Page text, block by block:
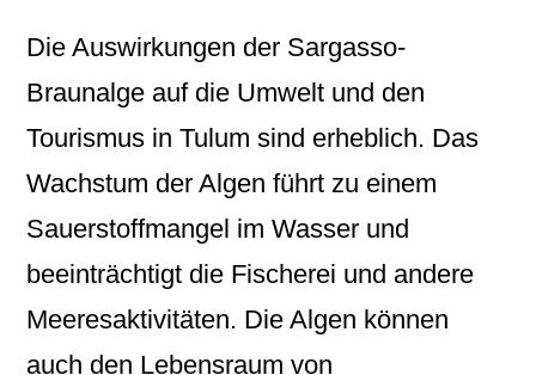
Die Auswirkungen der Sargasso-
Braunalge auf die Umwelt und den
Tourismus in Tulum sind erheblich. Das
Wachstum der Algen führt zu einem
Sauerstoffmangel im Wasser und
beeinträchtigt die Fischerei und andere
Meeresaktivitäten. Die Algen können
auch den Lebensraum von